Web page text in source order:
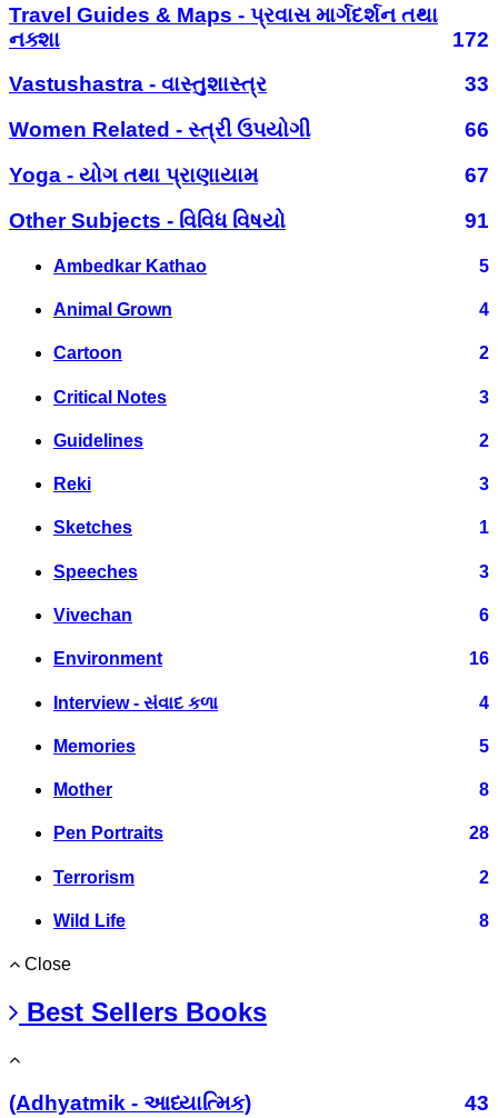
Travel Guides & Maps - પ્રવાસ માર્ગદર્શન તથા
નક્શા
172
Vastushastra - વાસ્તુશાસ્ત્ર
33
Women Related - સ્ત્રી ઉપયોગી
66
Yoga - યોગ તથા પ્રાણાયામ
67
Other Subjects - વિવિધ વિષયો
91
Ambedkar Kathao 5
Animal Grown 4
Cartoon 2
Critical Notes 3
Guidelines 2
Reki 3
Sketches 1
Speeches 3
Vivechan 6
Environment 16
Interview - સંવાદ કળા 4
Memories 5
Mother 8
Pen Portraits 28
Terrorism 2
Wild Life 8
Close
Best Sellers Books
(Adhyatmik - આધ્યાત્મિક)
43